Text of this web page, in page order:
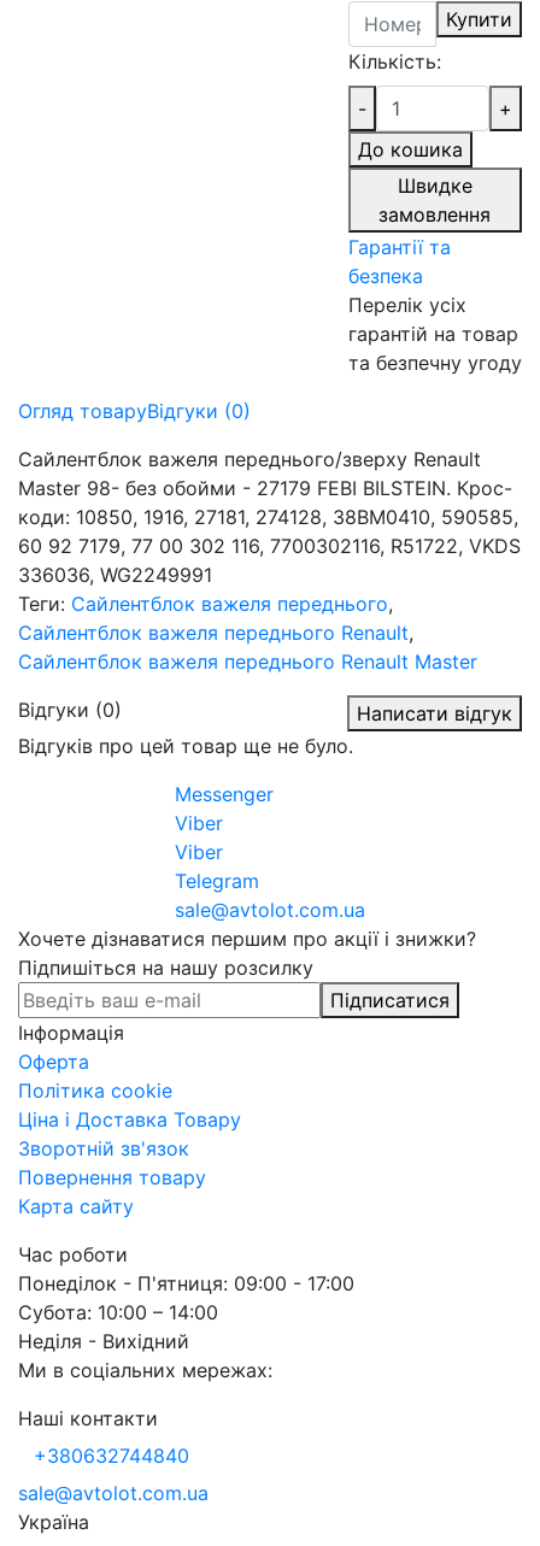
Купити
Кількість:
-
+
До кошика
Швидке
замовлення
Гарантії та
безпека
Перелік усіх
гарантій на товар
та безпечну угоду
Огляд товаруВідгуки (0)
Сайлентблок важеля переднього/зверху Renault
Master 98- без обойми - 27179 FEBI BILSTEIN. Крос-
коди: 10850, 1916, 27181, 274128, 38BM0410, 590585,
60 92 7179, 77 00 302 116, 7700302116, R51722, VKDS
336036, WG2249991
Теги: Сайлентблок важеля переднього,
Сайлентблок важеля переднього Renault,
Сайлентблок важеля переднього Renault Master
Відгуки (0)
Написати відгук
Відгуків про цей товар ще не було.
Messenger
Viber
Viber
Telegram
sale@avtolot.com.ua
Хочете дізнаватися першим про акції і знижки?
Підпишіться на нашу розсилку
Підписатися
Інформація
Оферта
Політика cookie
Ціна і Доставка Товару
Зворотній зв'язок
Повернення товару
Карта сайту
Час роботи
Понеділок - П'ятниця: 09:00 - 17:00
Субота: 10:00 – 14:00
Неділя - Вихідний
Ми в соціальних мережах:
Наші контакти
+380632744840
sale@avtolot.com.ua
Українa